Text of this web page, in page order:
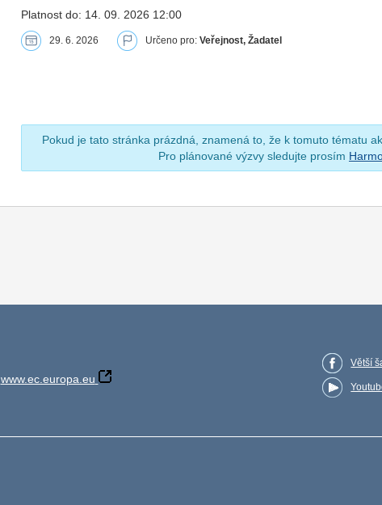
Platnost do: 14. 09. 2026 12:00
29. 6. 2026 Určeno pro:Veřejnost, Žadatel
Pokud je tato stránka prázdná, znamená to, že k tomuto tématu
Pro plánované výzvy sledujte prosím
www.ec.europa.eu
Větší